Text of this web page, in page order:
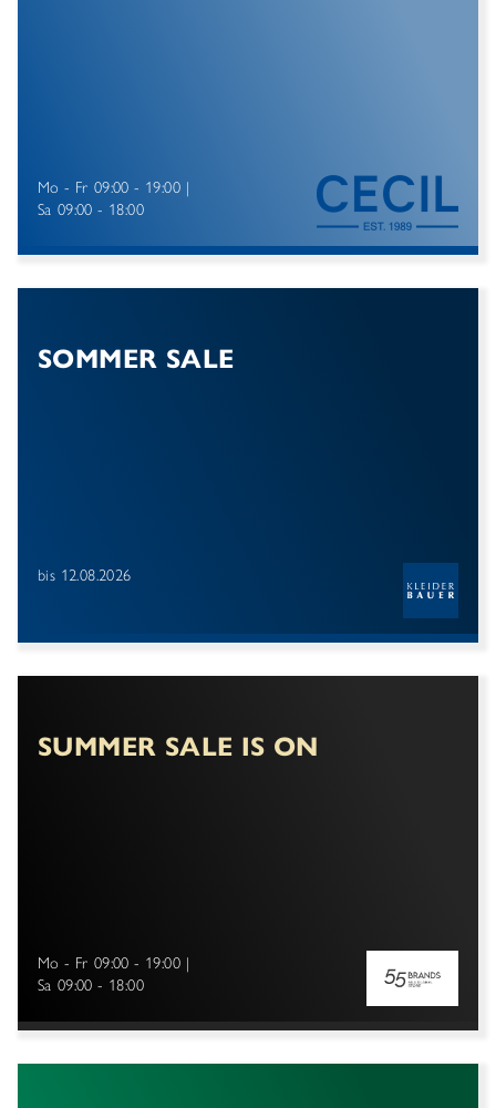
Mo - Fr 09:00 - 19:00
Sa 09:00 - 18:00
SOMMER SALE
bis 12.08.2026
SUMMER SALE IS ON
Mo - Fr 09:00 - 19:00
Sa 09:00 - 18:00